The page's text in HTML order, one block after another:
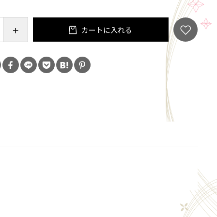
ネートは土壌に落下すると、土壌に吸着し微生物
「炭酸ガス」「リン酸塩」「水」になり、土壌
積する心配はありません
ートは、薬剤がかかった部分のみに作用し雑草
め、傾斜地や斜面等で地面の強度を維持しつつ雑草
カートに入れる